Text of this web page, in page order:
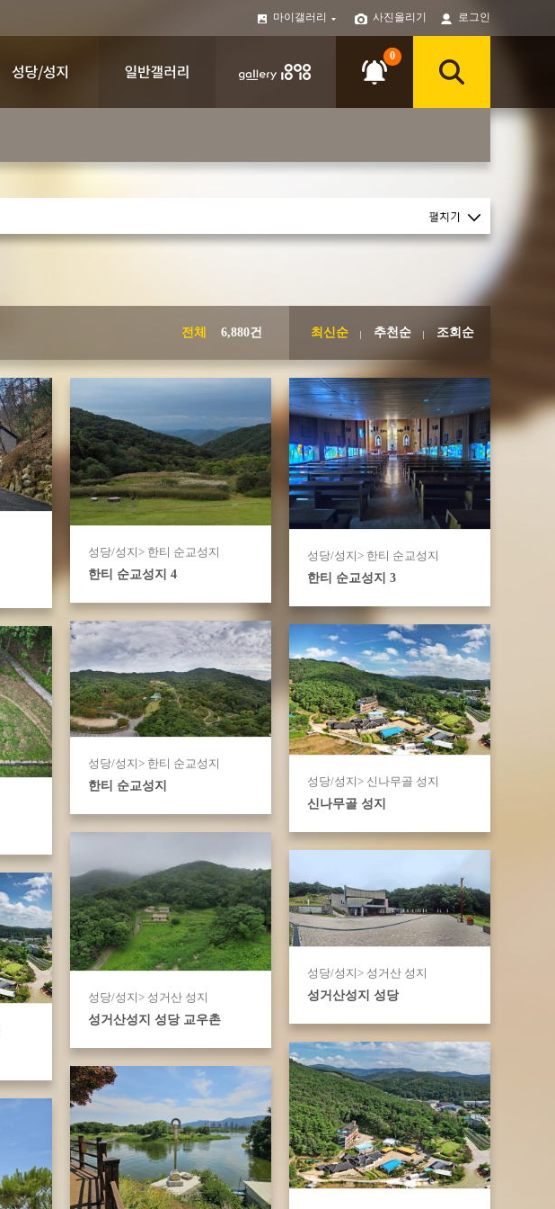
마이갤러리 사진올리기 로그인
0
전체 6,880건 최신순 추천순 조회순
성당/성지> 한티 순교성지
한티 순교성지 4
성당/성지> 한티 순교성지
한티 순교성지 3
성당/성지> 한티 순교성지
한티 순교성지
성당/성지> 신나무골 성지
신나무골 성지
성당/성지> 성거산 성지
성거산성지 성당 교우촌
성당/성지> 성거산 성지
성거산성지 성당